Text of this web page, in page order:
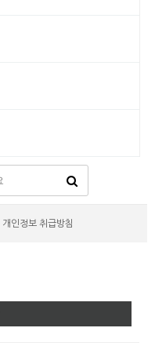
개인정보 취급방침